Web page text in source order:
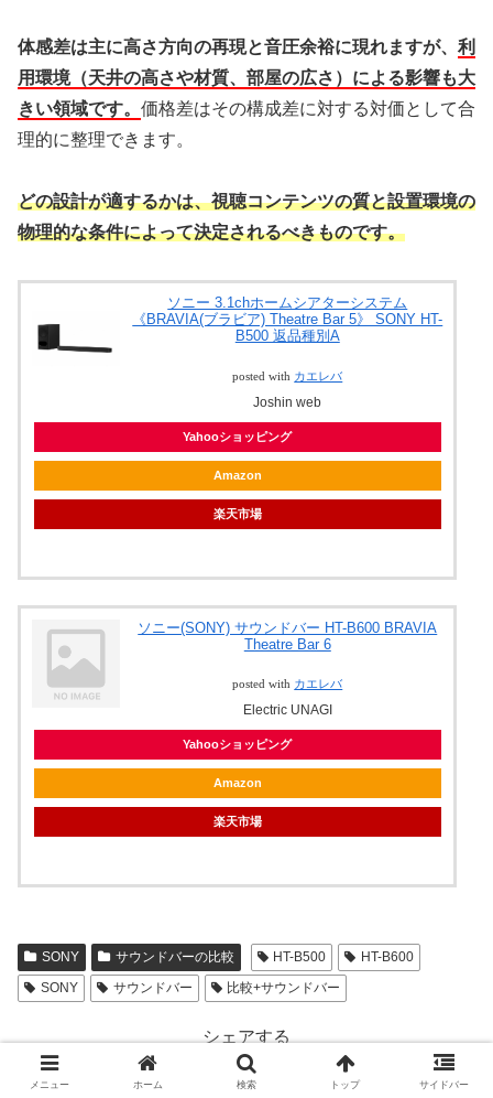
体感差は主に高さ方向の再現と音圧余裕に現れますが、 利
用環境（天井の高さや材質、部屋の広さ）による影響も大
きい領域です。 価格差はその構成差に対する対価として合
理的に整理できます。
どの設計が適するかは、視聴コンテンツの質と設置環境の
物理的な条件によって決定されるべきものです。
ソニー 3.1chホームシアターシステム
《BRAVIA(ブラビア) Theatre Bar 5》 SONY HT-
B500 返品種別A
posted with カエレバ
Joshin web
Yahooショッピング
Amazon
楽天市場
ソニー(SONY) サウンドバー HT-B600 BRAVIA
Theatre Bar 6
posted with カエレバ
Electric UNAGI
Yahooショッピング
Amazon
楽天市場
SONY サウンドバーの比較 HT-B500
HT-B600
SONY
サウンドバー 比較+サウンドバー
シェアする
Facebook はてブ
メニュー ホーム 検索 トップ サイドバー